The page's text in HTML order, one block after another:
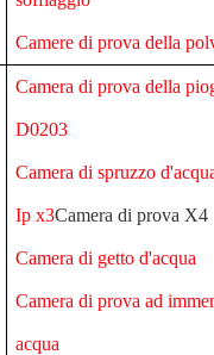
Camere di prova della
Camera di prova della
D0203
Camera di spruzzo
Ip x3Camera di prova X4
Camera di getto d'acqua
Camera di prova ad
acqua